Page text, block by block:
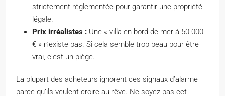
strictement réglementée pour garantir une propriété
légale.
Prix irréalistes : Une « villa en bord de mer à 50 000
€ » n’existe pas. Si cela semble trop beau pour être
vrai, c’est un piège.
La plupart des acheteurs ignorent ces signaux d’alarme
parce qu’ils veulent croire au rêve. Ne soyez pas cet